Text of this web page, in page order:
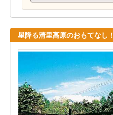
星降る清里高原のおもてなし！